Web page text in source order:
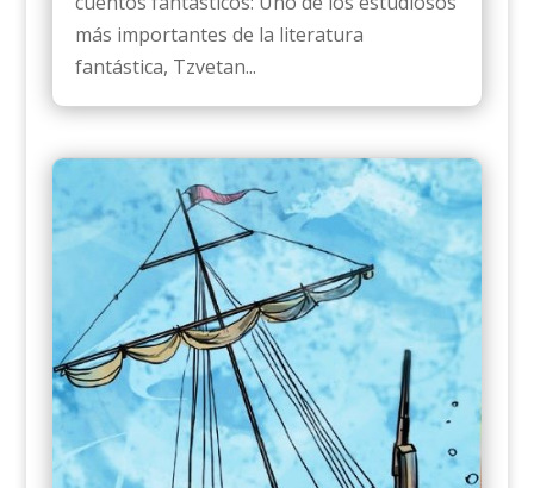
más importantes de la literatura
fantástica, Tzvetan...